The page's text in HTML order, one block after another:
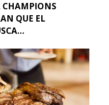
CHAMPIONS
QUE EL